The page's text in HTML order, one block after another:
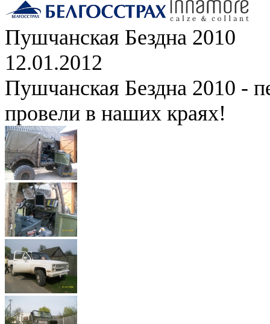
Пушчанская Бездна 2010
12.01.2012
Пушчанская Бездна 2010 -
провели в наших краях!